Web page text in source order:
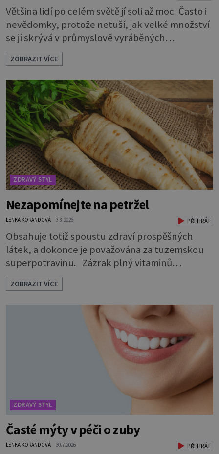
Většina lidí po celém světě jí soli až moc. Často i
nevědomky, protože netuší, jak velké množství
se jí skrývá v průmyslově vyráběných
potravinách, dokonce i těch sladkých. Sůl je
zdravá Ale v ani ne třetinovém množství, než je
pro většinu populace běžné. Její základní
složky– sodík a chlór – jsou zásadní pro správné
hospodaření organismu s tekutinami. Pomáhají
totiž udrž
ZOBRAZIT VÍCE
ZDRAVÝ STYL
Nezapomínejte na petržel
LENKA KORANDOVÁ 3.8.2026 PŘEHRÁT
Obsahuje totiž spoustu zdraví prospěšných
látek, a dokonce je považována za tuzemskou
superpotravinu. Zázrak plný vitaminů
V petrželi najdete vitaminy B1, B2, B3, B6,
provitamin A, vitamin E a velké množství
vitamínu C (nejvíce ho má nať, dokonce třikrát
více než pomeranč, v kořeni je také, ale je ho
desetkrát méně), a kyselinu listovou. Ale to
není všechno. Obsahuje také důležité
ZOBRAZIT VÍCE
ZDRAVÝ STYL
Časté mýty v péči o zuby
LENKA KORANDOVÁ 30.7.2026 PŘEHRÁT